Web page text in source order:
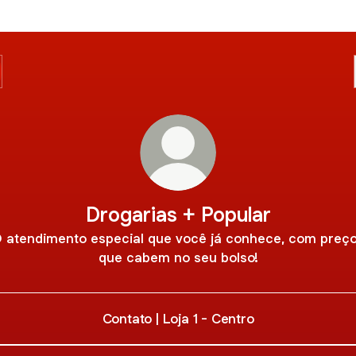
Drogarias + Popular
atendimento especial que você já conhece, com
que cabem no seu bolso!
Contato | Loja 1 - Centro